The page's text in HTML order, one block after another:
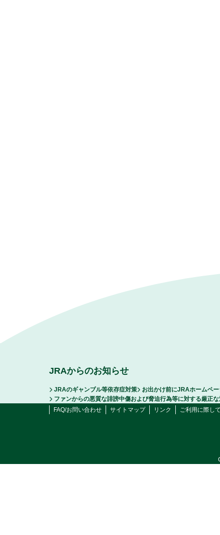
JRAからのお知らせ
JRAのギャンブル等依存症対策
お出かけ前にJRAホームペ
ファンからの悪質な誹謗中傷および脅迫行為等に対する厳正
FAQ/お問い合わせ
サイトマップ リンク ご利用に際し